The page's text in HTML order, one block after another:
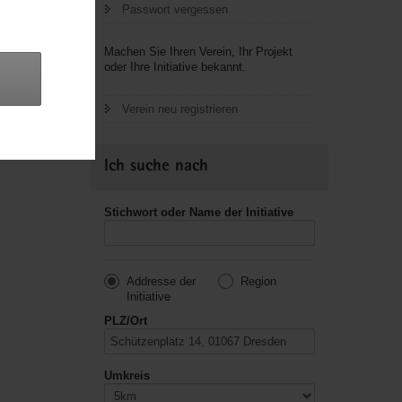
Passwort vergessen
Machen Sie Ihren Verein, Ihr Projekt
oder Ihre Initiative bekannt.
Verein neu registrieren
Ich suche nach
Stichwort oder Name der Initiative
Addresse der
Initiative
Region
PLZ/Ort
Umkreis